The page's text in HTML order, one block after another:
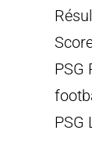
PSG
PSG